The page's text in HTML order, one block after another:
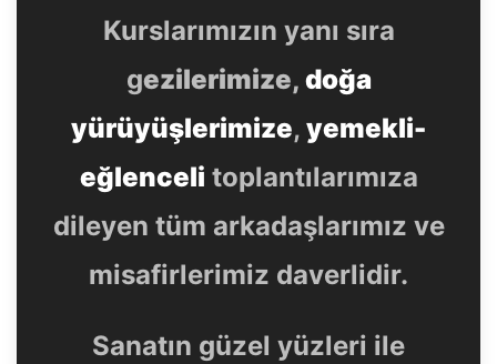
Kurslarımızın yanı sıra
gezilerimize, doğa
yürüyüşlerimize, yemekli-
eğlenceli toplantılarımıza
dileyen tüm arkadaşlarımız ve
misafirlerimiz daverlidir.
Sanatın güzel yüzleri ile